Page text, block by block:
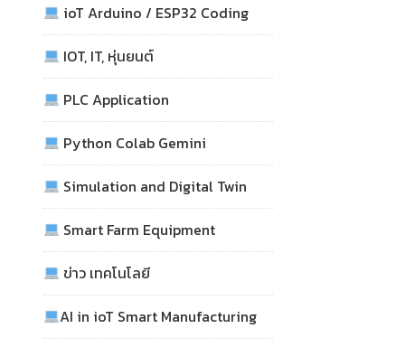
ioT Arduino / ESP32 Coding
IOT, IT, หุ่นยนต์
PLC Application
Python Colab Gemini
Simulation and Digital Twin
Smart Farm Equipment
ข่าว เทคโนโลยี
AI in ioT Smart Manufacturing